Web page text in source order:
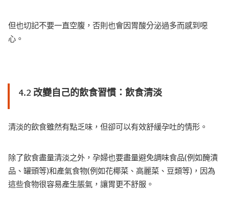
但也切記不要一直空腹，否則也會因胃酸分泌過多而感到噁
心。
4.2 改變自己的飲食習慣：飲食清淡
清淡的飲食雖然有點乏味，但卻可以有效舒緩孕吐的情形。
除了飲食盡量清淡之外，孕婦也要盡量避免調味食品(例如醃漬
品、罐頭等)和產氣食物(例如花椰菜、高麗菜、豆類等)，因為
這些食物很容易產生脹氣，讓胃更不舒服。